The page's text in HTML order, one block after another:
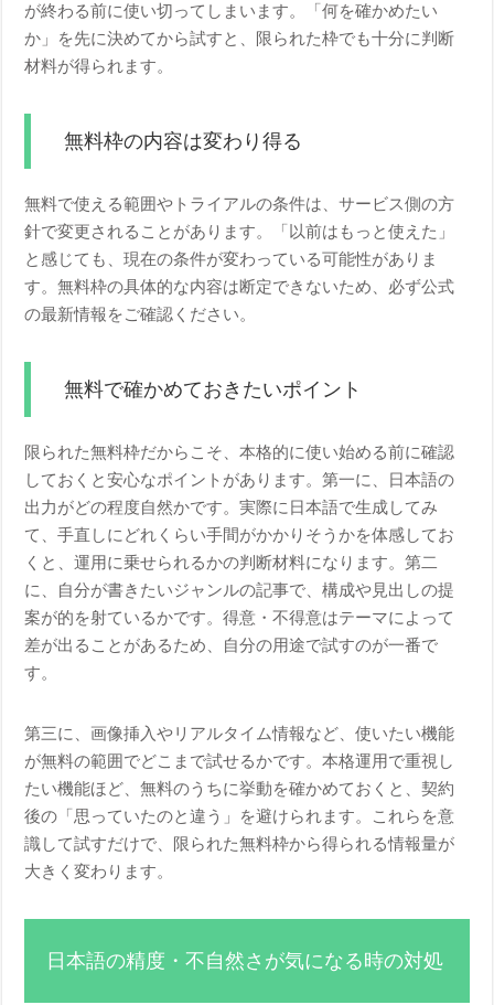
が終わる前に使い切ってしまいます。「何を確かめたい
か」を先に決めてから試すと、限られた枠でも十分に判断
材料が得られます。
無料枠の内容は変わり得る
無料で使える範囲やトライアルの条件は、サービス側の方
針で変更されることがあります。「以前はもっと使えた」
と感じても、現在の条件が変わっている可能性がありま
す。無料枠の具体的な内容は断定できないため、必ず公式
の最新情報をご確認ください。
無料で確かめておきたいポイント
限られた無料枠だからこそ、本格的に使い始める前に確認
しておくと安心なポイントがあります。第一に、日本語の
出力がどの程度自然かです。実際に日本語で生成してみ
て、手直しにどれくらい手間がかかりそうかを体感してお
くと、運用に乗せられるかの判断材料になります。第二
に、自分が書きたいジャンルの記事で、構成や見出しの提
案が的を射ているかです。得意・不得意はテーマによって
差が出ることがあるため、自分の用途で試すのが一番で
す。
第三に、画像挿入やリアルタイム情報など、使いたい機能
が無料の範囲でどこまで試せるかです。本格運用で重視し
たい機能ほど、無料のうちに挙動を確かめておくと、契約
後の「思っていたのと違う」を避けられます。これらを意
識して試すだけで、限られた無料枠から得られる情報量が
大きく変わります。
日本語の精度・不自然さが気になる時の対処